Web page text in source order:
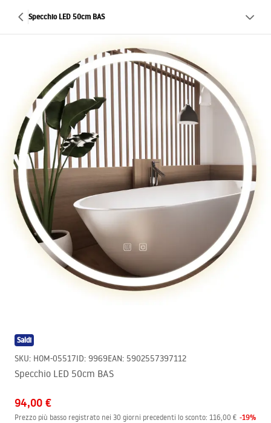
Specchio LED 50cm BAS
Saldi
SKU: HOM-05517ID: 9969EAN: 5902557397112
Specchio LED 50cm BAS
94,00 €
Prezzo più basso registrato nei 30 giorni precedenti lo sconto: 116,00 € -19%